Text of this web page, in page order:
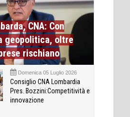
CNA: Con
geopolitica, oltre
rischiano
Domenica 05 Luglio 2026
Consiglio CNA Lombardia
Pres. Bozzini:Competitività e
innovazione